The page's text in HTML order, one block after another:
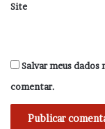
Site
Salvar meus dados
comentar.